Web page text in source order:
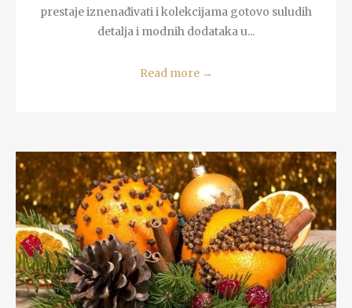
prestaje iznenađivati i kolekcijama gotovo suludih
detalja i modnih dodataka u...
Read more →
READ MORE